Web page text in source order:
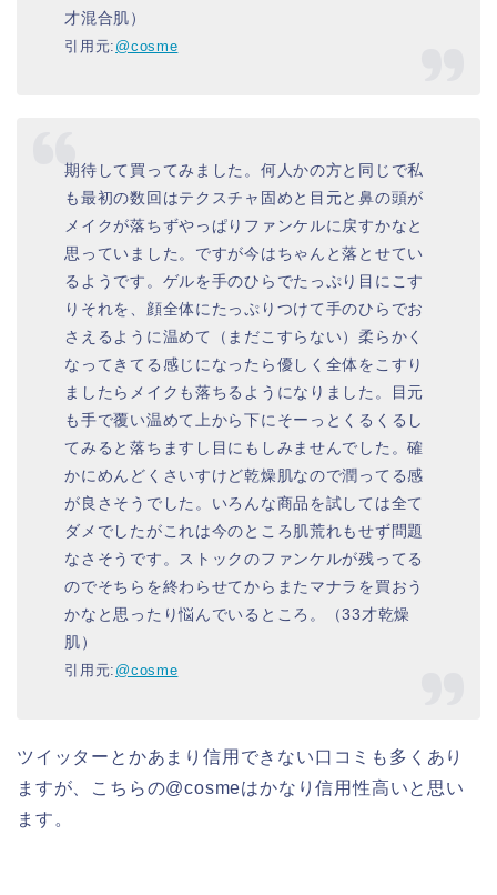
才混合肌）
引用元: @cosme
期待して買ってみました。何人かの方と同じで私
も最初の数回はテクスチャ固めと目元と鼻の頭が
メイクが落ちずやっぱりファンケルに戻すかなと
思っていました。ですが今はちゃんと落とせてい
るようです。ゲルを手のひらでたっぷり目にこす
りそれを、顔全体にたっぷりつけて手のひらでお
さえるように温めて（まだこすらない）柔らかく
なってきてる感じになったら優しく全体をこすり
ましたらメイクも落ちるようになりました。目元
も手で覆い温めて上から下にそーっとくるくるし
てみると落ちますし目にもしみませんでした。確
かにめんどくさいすけど乾燥肌なので潤ってる感
が良さそうでした。いろんな商品を試しては全て
ダメでしたがこれは今のところ肌荒れもせず問題
なさそうです。ストックのファンケルが残ってる
のでそちらを終わらせてからまたマナラを買おう
かなと思ったり悩んでいるところ。（33才乾燥
肌）
引用元: @cosme
ツイッターとかあまり信用できない口コミも多くあり
ますが、こちらの@cosmeはかなり信用性高いと思い
ます。